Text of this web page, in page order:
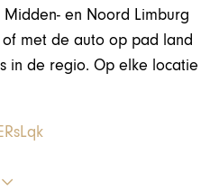
Midden- en Noord Limburg
met de auto op pad land
in de regio. Op elke locatie